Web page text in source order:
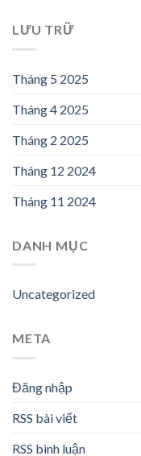
LƯU TRỮ
Tháng 5 2025
Tháng 4 2025
Tháng 2 2025
Tháng 12 2024
Tháng 11 2024
DANH MỤC
Uncategorized
META
Đăng nhập
RSS bài viết
RSS bình luận